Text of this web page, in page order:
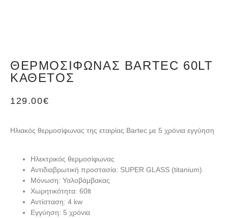
ΘΕΡΜΟΣΊΦΩΝΑΣ BARTEC 60LT
ΚΆΘΕΤΟΣ
129.00€
Ηλιακός θερμοσίφωνας της εταιρίας Bartec με 5 χρόνια εγγύηση
Ηλεκτρικός θερμοσίφωνας
Αντιδιαβρωτική προστασία: SUPER GLASS (titanium)
Μόνωση: Υαλοβάμβακας
Χωρητικότητα: 60lt
Αντίσταση: 4 kw
Εγγύηση: 5 χρόνια